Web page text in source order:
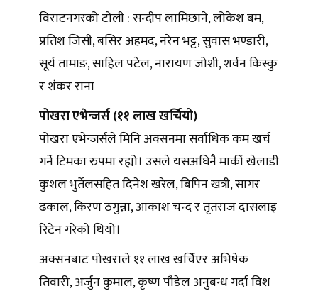
विराटनगरको टोली : सन्दीप लामिछाने, लोकेश बम,
प्रतिश जिसी, बसिर अहमद, नरेन भट्ट, सुवास भण्डारी,
सूर्य तामाङ, साहिल पटेल, नारायण जोशी, शर्वन किस्कु
र शंकर राना
पोखरा एभेन्जर्स (११ लाख खर्चियो)
पोखरा एभेन्जर्सले मिनि अक्सनमा सर्वाधिक कम खर्च
गर्ने टिमका रुपमा रह्यो। उसले यसअघिनै मार्की खेलाडी
कुशल भुर्तेलसहित दिनेश खरेल, बिपिन खत्री, सागर
ढकाल, किरण ठगुन्ना, आकाश चन्द र तृतराज दासलाइ
रिटेन गरेको थियो।
अक्सनबाट पोखराले ११ लाख खर्चिएर अभिषेक
तिवारी, अर्जुन कुमाल, कृष्ण पौडेल अनुबन्ध गर्दा विश